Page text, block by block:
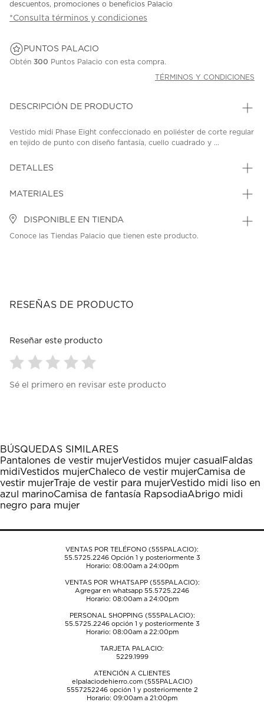
descuentos, promociones o beneficios Palacio
*Consulta términos y condiciones
PUNTOS PALACIO
Obtén 300 Puntos Palacio con esta compra.
TÉRMINOS Y CONDICIONES
DESCRIPCIÓN DE PRODUCTO
Vestido midi Phase Eight confeccionado en poliéster de corte regular
en tejido de punto con diseño fantasía, cuello cuadrado y ...
DETALLES
MATERIALES
DISPONIBLE EN TIENDA
Conoce las Tiendas Palacio que tienen este producto.
RESEÑAS DE PRODUCTO
Reseñar este producto
para
1
estrella
Esta
acción
abrirá
el
formulario
envío.
para
estrellas.
Esta
acción
abrirá
el
formulario
envío.
para
estrellas.
Esta
acción
abrirá
el
formulario
envío.
para
estrellas.
Esta
acción
abrirá
el
formulario
envío.
para
estrellas.
Esta
acción
abrirá
el
envío.
Sé el primero en revisar este producto
BÚSQUEDAS SIMILARES
Pantalones de vestir mujerVestidos mujer casual Faldas
midiVestidos mujerChaleco de vestir mujerCamisa de
vestir mujerTraje de vestir para mujerVestido midi liso en
azul marinoCamisa de fantasía RapsodiaAbrigo midi
negro para mujer
VENTAS POR TELÉFONO (555PALACIO):
55.5725.2246Opción 1 y posteriormente 3
Horario: 08:00am a 24:00pm
VENTAS POR WHATSAPP (555PALACIO):
Agregar en whatsapp 55.5725.2246
Horario: 08:00am a 24:00pm
PERSONAL SHOPPING (555PALACIO):
55.5725.2246opción 1 y posteriormente 3
Horario: 08:00am a 22:00pm
TARJETA PALACIO:
5229.1999
ATENCIÓN A CLIENTES
elpalaciodehierro.com (555PALACIO)
5557252246opción 1 y posteriormente 2
Horario: 09:00am a 21:00pm